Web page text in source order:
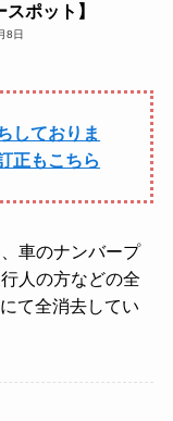
ポット】
8日
しておりま
正もこちら
車のナンバープ
人の方などの全
て全消去してい